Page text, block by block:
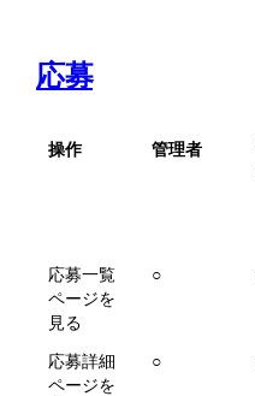
応募
操作 管理者
応募一覧
ページを
見る
○
応募詳細
ページを
○